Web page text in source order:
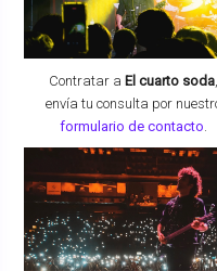
Contratar a El cuarto soda,
envía tu consulta por
formulario de contacto.